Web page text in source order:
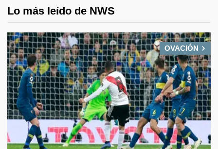
Lo más leído de NWS
OVACIÓN